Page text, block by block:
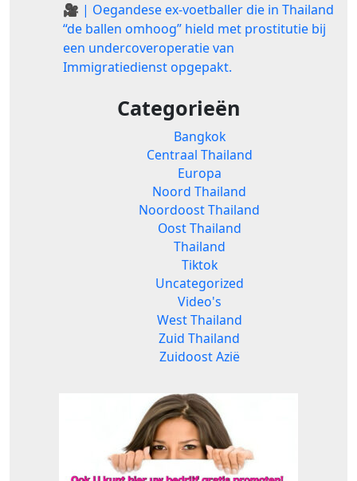
🎥 | Oegandese ex-voetballer die in Thailand
“de ballen omhoog” hield met prostitutie bij
een undercoveroperatie van
Immigratiedienst opgepakt.
Categorieën
Bangkok
Centraal Thailand
Europa
Noord Thailand
Noordoost Thailand
Oost Thailand
Thailand
Tiktok
Uncategorized
Video's
West Thailand
Zuid Thailand
Zuidoost Azië